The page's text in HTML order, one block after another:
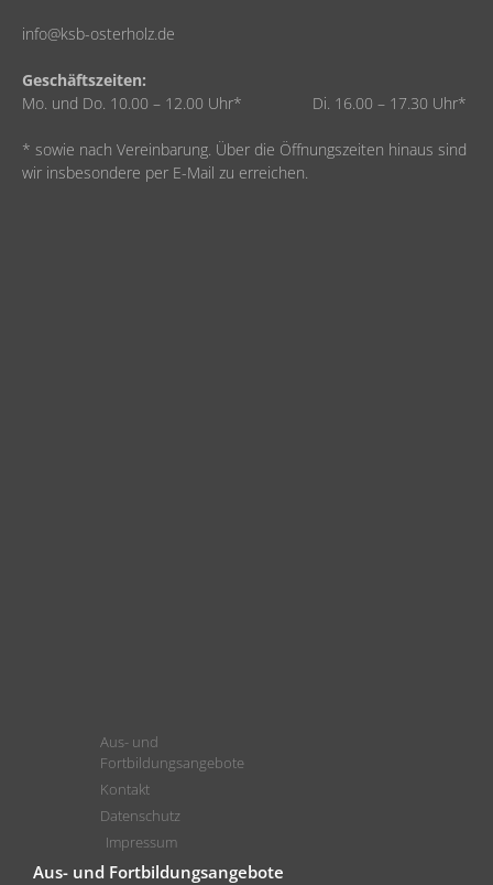
info@ksb-osterholz.de
Geschäftszeiten:
Mo. und Do. 10.00 – 12.00 Uhr* Di. 16.00 – 17.30 Uhr*
* sowie nach Vereinbarung. Über die Öffnungszeiten hinaus sind
wir insbesondere per E-Mail zu erreichen.
Aus- und
Fortbildungsangebote
Kontakt
Datenschutz
Impressum
Aus- und Fortbildungsangebote